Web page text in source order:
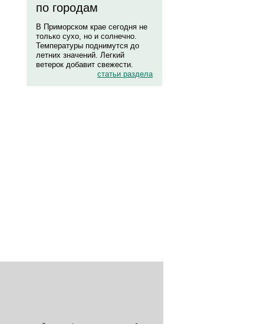
по городам
В Приморском крае сегодня не
только сухо, но и солнечно.
Температуры поднимутся до
летних значений. Легкий
ветерок добавит свежести.
статьи раздела